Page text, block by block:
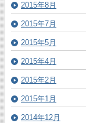
2015年8月
2015年7月
2015年5月
2015年4月
2015年2月
2015年1月
2014年12月